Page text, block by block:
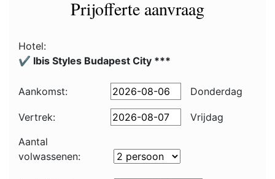
Prijofferte aanvraag
Hotel:
✔️ Ibis Styles Budapest City ***
Aankomst: Donderdag
Vertrek:
Vrijdag
Aantal
volwassenen: